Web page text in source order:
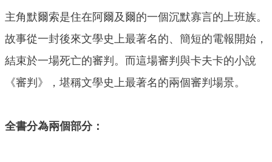
主角默爾索是住在阿爾及爾的一個沉默寡言的上班族。
故事從一封後來文學史上最著名的、簡短的電報開始，
結束於一場死亡的審判。而這場審判與卡夫卡的小說
《審判》，堪稱文學史上最著名的兩個審判場景。
全書分為兩個部分：